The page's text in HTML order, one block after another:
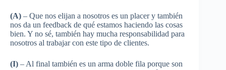
(A) – Que nos elijan a nosotros es un placer y también
nos da un feedback de qué estamos haciendo las cosas
bien. Y no sé, también hay mucha responsabilidad para
nosotros al trabajar con este tipo de clientes.
(I) – Al final también es un arma doble fila porque son